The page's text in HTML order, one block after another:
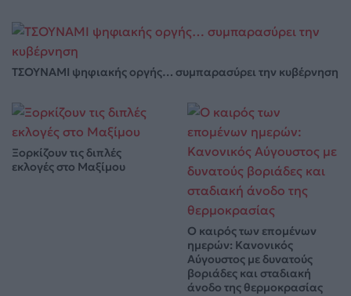
ΤΣΟΥΝΑΜΙ ψηφιακής οργής… συμπαρασύρει την κυβέρνηση
Ξορκίζουν τις διπλές
εκλογές στο Μαξίμου
Ο καιρός των επομένων
ημερών: Κανονικός
Αύγουστος με δυνατούς
βοριάδες και σταδιακή
άνοδο της θερμοκρασίας